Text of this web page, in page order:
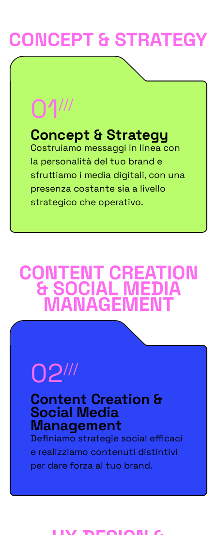
01///
Concept & Strategy
Costruiamo messaggi in linea con
la personalità del tuo brand e
sfruttiamo i media digitali, con una
presenza costante sia a livello
strategico che operativo.
02///
Content Creation &
Social Media
Management
Definiamo strategie social efficaci
e realizziamo contenuti distintivi
per dare forza al tuo brand.